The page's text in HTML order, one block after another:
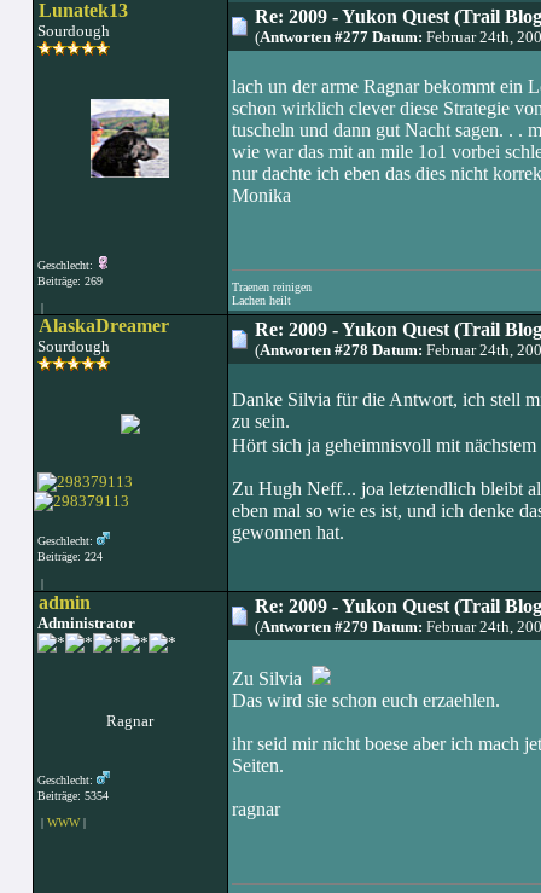
Lunatek13
Sourdough
Geschlecht:
Beiträge: 269
|
Re: 2009 - Yukon Quest (Trail
(Antworten #277 Datum: Februar 24th,
lach un der arme Ragnar bekommt ein
schon wirklich clever diese Strategie
tuscheln und dann gut Nacht sagen. . .
wie war das mit an mile 1o1 vorbei
nur dachte ich eben das dies nicht
Monika
Traenen reinigen
Lachen heilt
AlaskaDreamer
Sourdough
Geschlecht:
Beiträge: 224
|
Re: 2009 - Yukon Quest (Trail
(Antworten #278 Datum: Februar 24th,
Danke Silvia für die Antwort, ich stell
zu sein.
Hört sich ja geheimnisvoll mit
Zu Hugh Neff... joa letztendlich bleibt
eben mal so wie es ist, und ich denke
gewonnen hat.
admin
Administrator
Ragnar
Geschlecht:
Beiträge: 5354
| WWW|
Re: 2009 - Yukon Quest (Trail
(Antworten #279 Datum: Februar 24th,
Zu Silvia
Das wird sie schon euch erzaehlen.
ihr seid mir nicht boese aber ich mach
Seiten.
ragnar